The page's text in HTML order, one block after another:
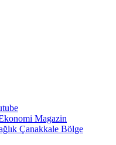
Magazin
Çanakkale Bölge